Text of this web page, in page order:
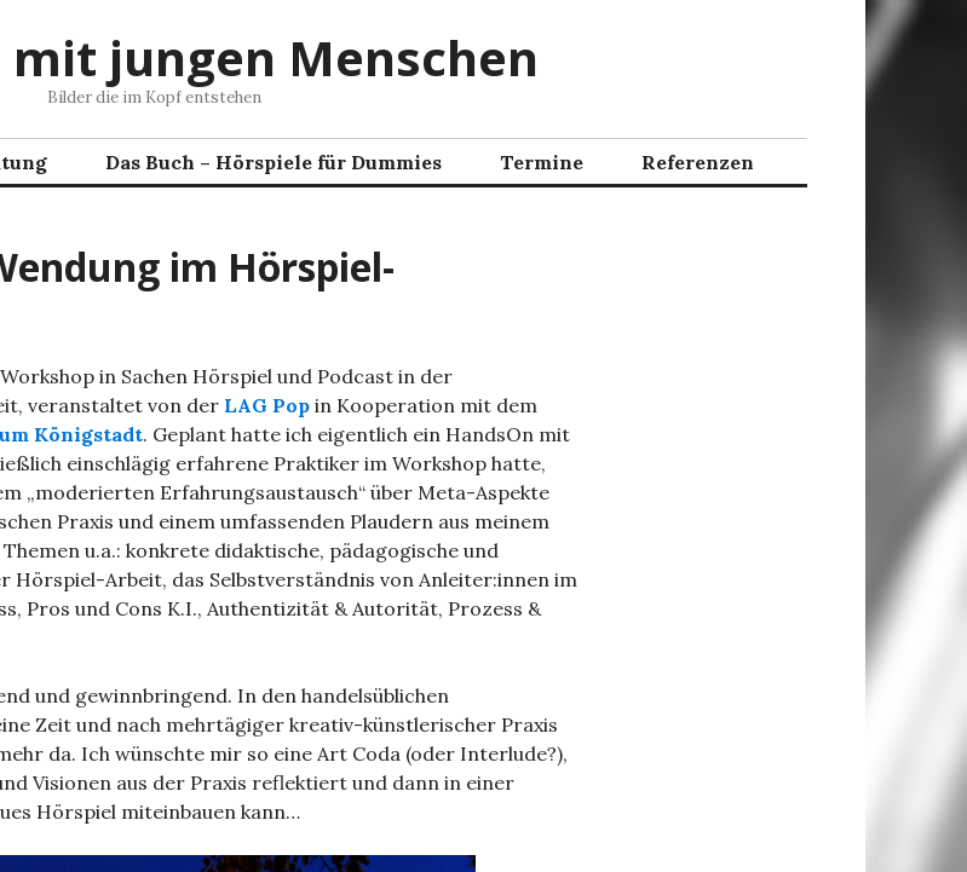
mit jungen Menschen
Bilder die im Kopf entstehen
Das Buch – Hörspiele für Dummies Termine Referenzen
im Hörspiel-
in Sachen Hörspiel und Podcast in der
veranstaltet von der LAG Pop in Kooperation mit dem
Königstadt. Geplant hatte ich eigentlich ein HandsOn mit
einschlägig erfahrene Praktiker im Workshop hatte,
„moderierten Erfahrungsaustausch“ über Meta-Aspekte
Praxis und einem umfassenden Plaudern aus meinem
u.a.: konkrete didaktische, pädagogische und
Hörspiel-Arbeit, das Selbstverständnis von Anleiter:innen im
Pros und Cons K.I., Authentizität & Autorität, Prozess &
und gewinnbringend. In den handelsüblichen
Zeit und nach mehrtägiger kreativ-künstlerischer Praxis
da. Ich wünschte mir so eine Art Coda (oder Interlude?),
Visionen aus der Praxis reflektiert und dann in einer
Hörspiel miteinbauen kann…